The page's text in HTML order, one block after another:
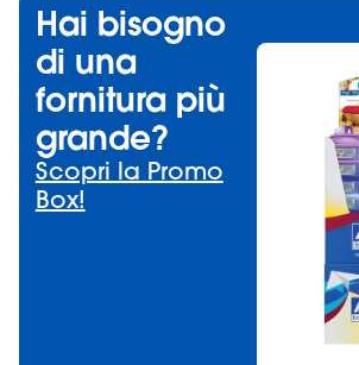
Hai bisogno
di una
fornitura più
grande?
Scopri la Promo
Box!